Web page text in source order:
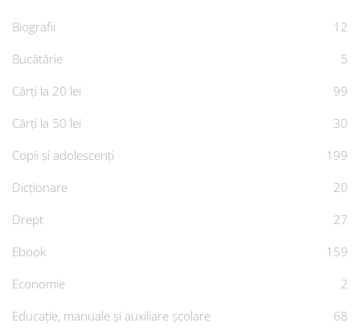
Biografii
12
Bucătărie
5
Cărți la 20 lei
99
Cărți la 50 lei
30
Copii și adolescenți
199
Dicționare
20
Drept
27
Ebook
159
Economie
2
Educație, manuale și auxiliare școlare
68